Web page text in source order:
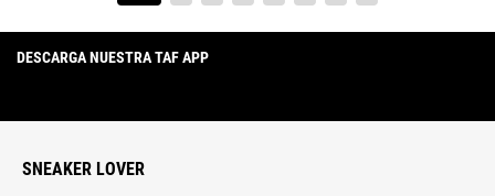
DESCARGA NUESTRA TAF APP
SNEAKER LOVER